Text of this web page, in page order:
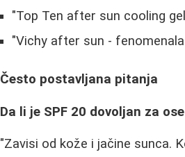
"Top Ten after sun cooling
"Vichy after sun -
Često postavljana pitanja
Da li je SPF 20 dovoljan za
"Zavisi od kože i jačine sunca.